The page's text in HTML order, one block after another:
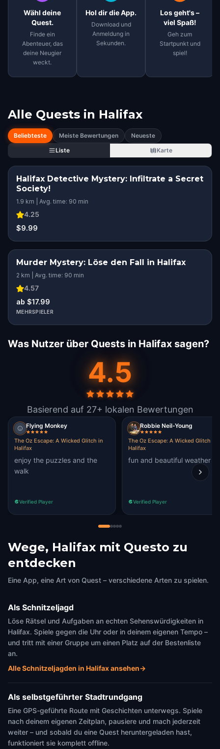
Wähl deine
Quest.
Finde ein
Abenteuer, das
deine Neugier
weckt.
Hol dir die App.
Download und
Anmeldung in
Sekunden.
Los geht's –
viel Spaß!
Geh zum
Startpunkt und
spiel!
Alle Quests in Halifax
Beliebteste Meiste Bewertungen
Neueste
Liste
Karte
Halifax Detective Mystery: Infiltrate a Secret
Society!
1.9 km | Avg. time: 90 min
4.25
$9.99
Murder Mystery: Löse den Fall in Halifax
2 km | Avg. time: 90 min
4.57
ab $17.99
MEHRSPIELER
Was Nutzer über Quests in Halifax sagen?
4.5
Basierend auf 27+ lokalen Bewertungen
Flying Monkey
The Oz Escape: A Wicked Glitch in
Halifax
enjoy the puzzles and the
walk
Verified Player
Robbie Neil-Young
The Oz Escape: A Wicked Glitch in
Halifax
fun and beautiful weather
Verified Player
Wege, Halifax mit Questo zu
entdecken
Eine App, eine Art von Quest – verschiedene Arten zu spielen.
Als Schnitzeljagd
Löse Rätsel und Aufgaben an echten Sehenswürdigkeiten in
Halifax. Spiele gegen die Uhr oder in deinem eigenen Tempo –
und tritt mit einer Gruppe um einen Platz auf der Bestenliste
an.
Alle Schnitzeljagden in Halifax ansehen→
Als selbstgeführter Stadtrundgang
Eine GPS-geführte Route mit Geschichten unterwegs. Spiele
nach deinem eigenen Zeitplan, pausiere und mach jederzeit
weiter – und sobald du eine Quest heruntergeladen hast,
funktioniert sie komplett offline.